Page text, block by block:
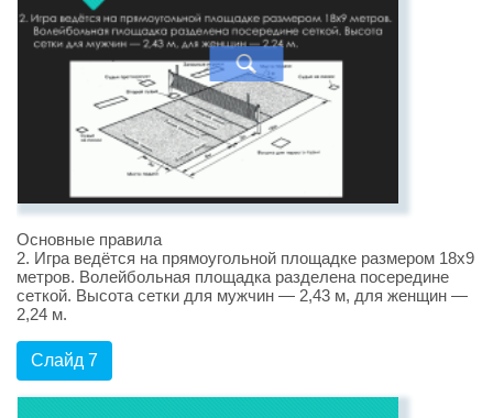
Основные правила
2. Игра ведётся на прямоугольной площадке размером 18х9
метров. Волейбольная площадка разделена посередине
сеткой. Высота сетки для мужчин — 2,43 м, для женщин —
2,24 м.
Слайд 7